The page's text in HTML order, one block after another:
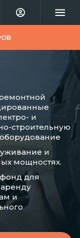
и
строительную
и
мощностях.
для
и